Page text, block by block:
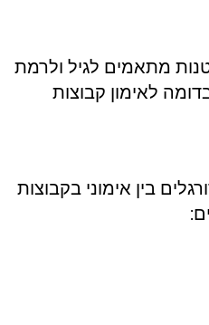
משוב
מתאמים לגיל ולרמת
לאימון קבוצות
בין אימוני בקבוצות